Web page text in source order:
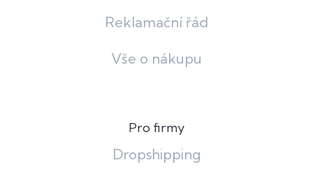
Reklamační řád
Vše o nákupu
Pro firmy
Dropshipping